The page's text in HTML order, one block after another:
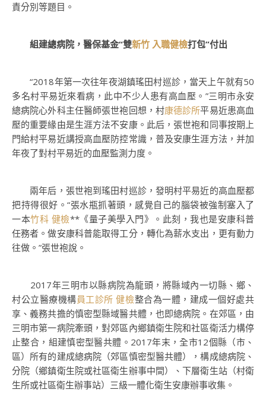
責分別等題目。
組建總病院，醫保基金“雙新竹 入職健檢打包”付出
“2018年第一次往年夜湖鎮瑤田村巡診，當天上午就有50
多名村平易近來看病，此中不少人患有高血壓。”三明市永安
總病院心外科主任醫師張世袍回想，村康德診所平易近患高血
壓的重要緣由是生涯方法不安康。此后，張世袍和同事按期上
門給村平易近講授高血壓防控常識，普及安康生涯方法，并加
年夜了對村平易近的血壓監測力度。
兩年后，張世袍到瑤田村巡診，發明村平易近的高血壓都
把持得很好。“張水瓶抓著頭，感覺自己的腦袋被強制塞入了
一本竹科 健檢**《量子美學入門》。此刻，我也是安康科普
任務者。做安康科普能取得工分，轉化為薪水支出，更有動力
往做。”張世袍說。
2017年三明市以縣病院為龍頭，將縣域內一切縣、鄉、
村公立醫療機構員工診所 健檢整合為一體，建成一個好處共
享、義務共擔的慎密型縣域醫共體，也即總病院。在郊區，由
三明市第一病院牽頭，對郊區內鄉鎮衛生院和社區衛活力構停
止整合，組建慎密型醫共體。2017年末，全市12個縣（市、
區）所有的建成總病院（郊區慎密型醫共體），構成總病院、
分院（鄉鎮衛生院或社區衛生辦事中間）、下層衛生站（村衛
生所或社區衛生辦事站）三級一體化衛生安康辦事收集。